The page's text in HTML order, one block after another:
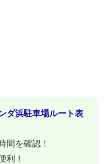
ダ浜駐車場ルート表
間を確認！
利！